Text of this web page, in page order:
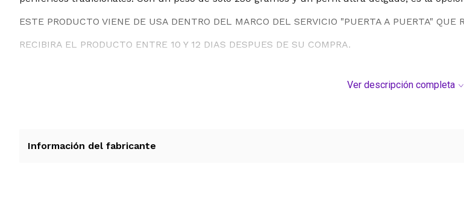
ESTE PRODUCTO VIENE DE USA DENTRO DEL MARCO DEL SERVICIO "PUERTA A PUERTA"
RECIBIRA EL PRODUCTO ENTRE 10 Y 12 DIAS DESPUES DE SU COMPRA.
Ver descripción completa
Información del fabricante